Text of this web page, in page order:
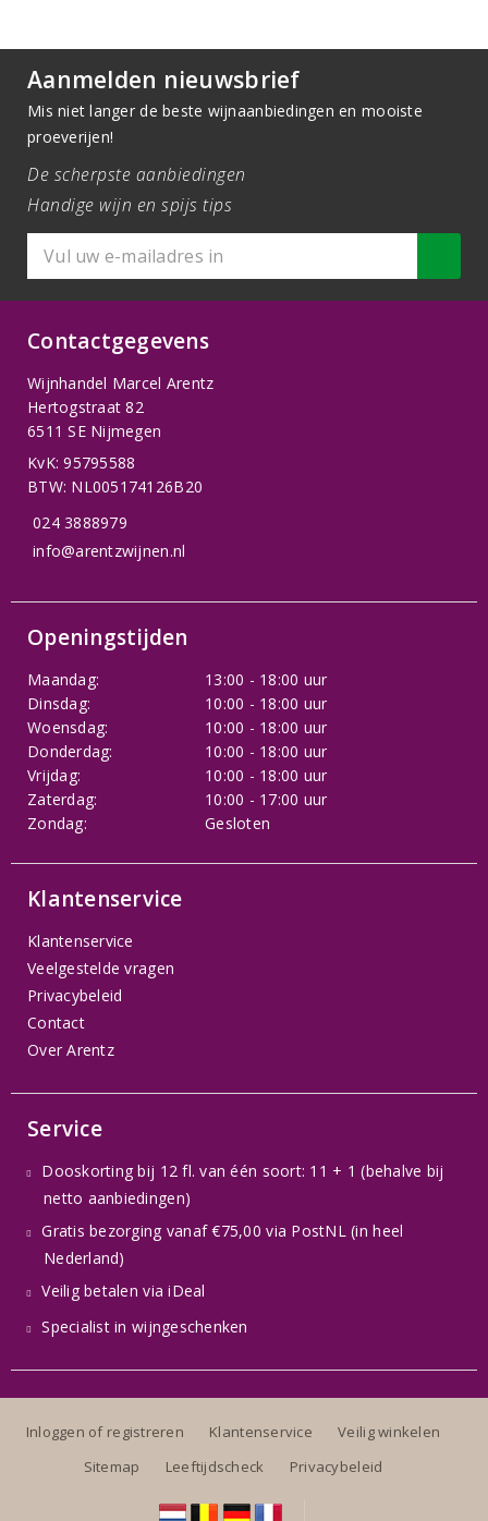
Aanmelden nieuwsbrief
Mis niet langer de beste wijnaanbiedingen en mooiste
proeverijen!
De scherpste aanbiedingen
Handige wijn en spijs tips
Contactgegevens
Wijnhandel Marcel Arentz
Hertogstraat 82
6511 SE Nijmegen
KvK: 95795588
BTW: NL005174126B20
024 3888979
info@arentzwijnen.nl
Openingstijden
Maandag:
13:00 - 18:00 uur
Dinsdag:
10:00 - 18:00 uur
Woensdag:
10:00 - 18:00 uur
Donderdag:
10:00 - 18:00 uur
Vrijdag:
10:00 - 18:00 uur
Zaterdag:
10:00 - 17:00 uur
Zondag:
Gesloten
Klantenservice
Klantenservice
Veelgestelde vragen
Privacybeleid
Contact
Over Arentz
Service
Dooskorting bij 12 fl. van één soort: 11 + 1 (behalve bij
netto aanbiedingen)
Gratis bezorging vanaf €75,00 via PostNL (in heel
Nederland)
Veilig betalen via iDeal
Specialist in wijngeschenken
Inloggen of registreren Klantenservice
Veilig winkelen
Sitemap
Leeftijdscheck Privacybeleid